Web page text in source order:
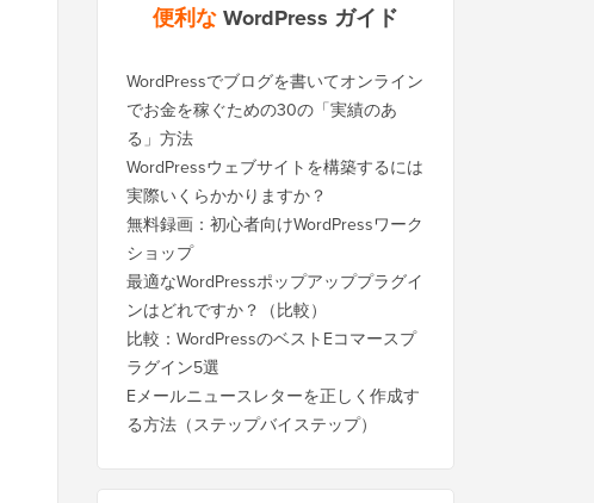
便利なWordPress ガイド
WordPressでブログを書いてオンライン
でお金を稼ぐための30の「実績のあ
る」方法
WordPressウェブサイトを構築するには
実際いくらかかりますか？
無料録画：初心者向けWordPressワーク
ショップ
最適なWordPressポップアッププラグイ
ンはどれですか？（比較）
比較：WordPressのベストEコマースプ
ラグイン5選
Eメールニュースレターを正しく作成す
る方法（ステップバイステップ）